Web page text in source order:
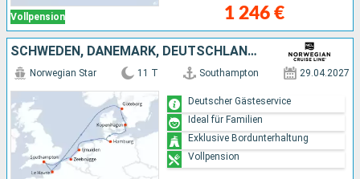
Vollpension 1 246 €
SCHWEDEN, DÄNEMARK, DEUTSCHLAND, NIEDERLANDE, BELGIEN, FRANKREICH
Norwegian Star 11 T Southampton 29.04.2027
Deutscher Gästeservice
Ideal für Familien
Exklusive Bordunterhaltung
Vollpension